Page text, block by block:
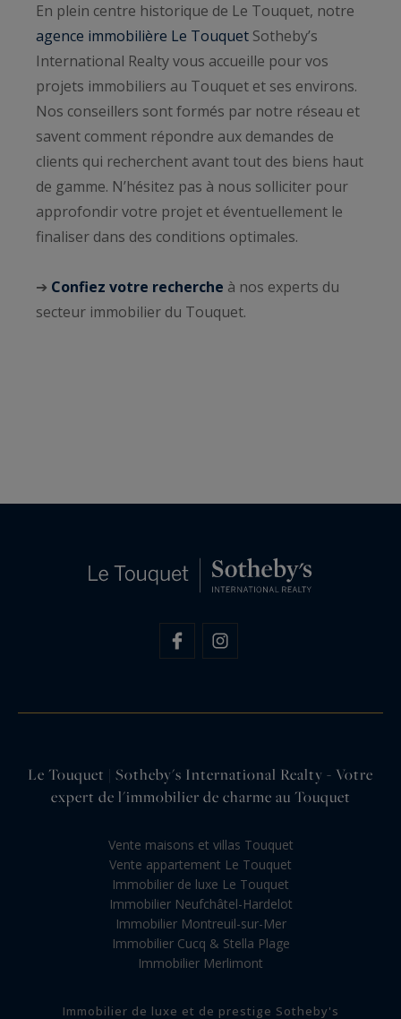
En plein centre historique de Le Touquet, notre
agence immobilière Le Touquet Sotheby’s
International Realty vous accueille pour vos
projets immobiliers au Touquet et ses environs.
Nos conseillers sont formés par notre réseau et
savent comment répondre aux demandes de
clients qui recherchent avant tout des biens haut
de gamme. N’hésitez pas à nous solliciter pour
approfondir votre projet et éventuellement le
finaliser dans des conditions optimales.
➔ Confiez votre recherche à nos experts du
secteur immobilier du Touquet.
Le Touquet | Sotheby's International Realty - Votre
expert de l'immobilier de charme au Touquet
Vente maisons et villas Touquet
Vente appartement Le Touquet
Immobilier de luxe Le Touquet
Immobilier Neufchâtel-Hardelot
Immobilier Montreuil-sur-Mer
Immobilier Cucq & Stella Plage
Immobilier Merlimont
Immobilier de luxe et de prestige Sotheby's